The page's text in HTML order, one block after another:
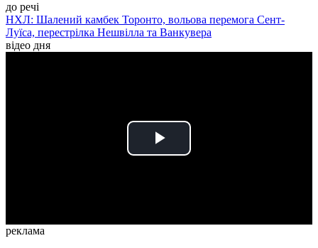
до речі
НХЛ: Шалений камбек Торонто, вольова перемога Сент-
Луїса, перестрілка Нешвілла та Ванкувера
відео дня
Play
реклама